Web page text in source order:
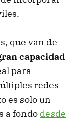
que van de
capacidad
para
redes
es solo un
a fondo desde